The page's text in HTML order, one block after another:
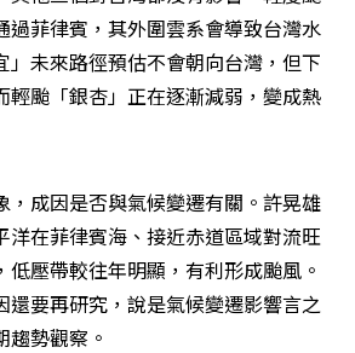
過菲律賓，其外圍雲系會導致台灣水
」未來路徑預估不會朝向台灣，但下
輕颱「銀杏」正在逐漸減弱，變成熱
，成因是否與氣候變遷有關。許晃雄
洋在菲律賓海、接近赤道區域對流旺
低壓帶較往年明顯，有利形成颱風。
還要再研究，說是氣候變遷影響言之
趨勢觀察。